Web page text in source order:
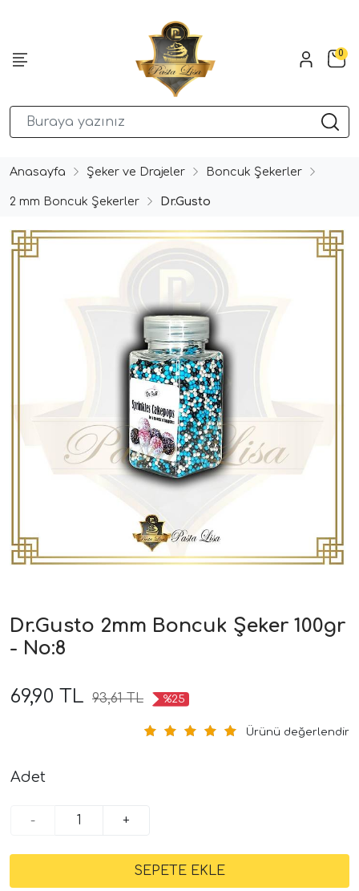
0
Anasayfa Şeker ve Drajeler Boncuk Şekerler
2 mm Boncuk Şekerler Dr.Gusto
Dr.Gusto 2mm Boncuk Şeker 100gr
- No:8
69,90 TL 93,61 TL %25
Ürünü değerlendir
Adet
- +